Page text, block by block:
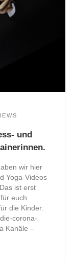
und
wir hier
Yoga-Videos
ist erst
euch
die Kinder:
corona-
Kanäle –